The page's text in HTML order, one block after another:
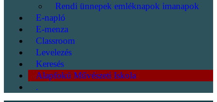
Rendi ünnepek emléknapok imanapok
E-napló
E-menza
Classroom
Levelezés
Keresés
Alapfokú Művészeti Iskola
.